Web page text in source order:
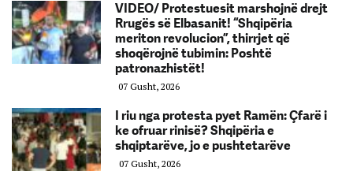
VIDEO/ Protestuesit marshojnë drejt
Rrugës së Elbasanit! “Shqipëria
meriton revolucion”, thirrjet që
shoqërojnë tubimin: Poshtë
patronazhistët!
07 Gusht, 2026
I riu nga protesta pyet Ramën: Çfarë i
ke ofruar rinisë? Shqipëria e
shqiptarëve, jo e pushtetarëve
07 Gusht, 2026